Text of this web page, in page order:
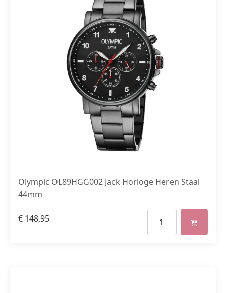
Olympic OL89HGG002 Jack Horloge Heren Staal
44mm
€ 148,95